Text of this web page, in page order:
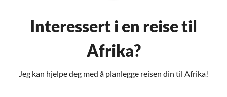
Interessert i en reise til
Afrika?
Jeg kan hjelpe deg med å planlegge reisen din til Afrika!